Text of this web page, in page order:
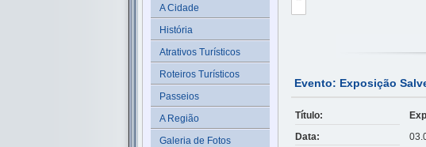
A Cidade
História
Atrativos Turísticos
Roteiros Turísticos
Passeios
A Região
Galeria de Fotos
Evento: Exposição
Título:
Data: